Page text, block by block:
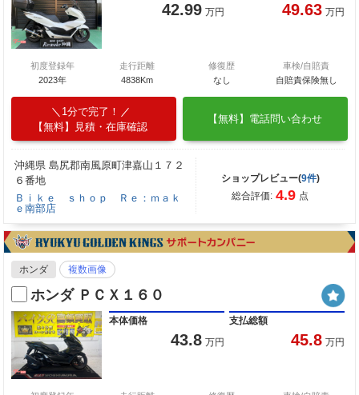
42.99 万円 49.63 万円
初度登録年
2023年
走行距離
4838Km
修復歴
なし
車検/自賠責
自賠責保険無し
1分で完了！
【無料】見積・在庫確認
【無料】電話問い合わせ
沖縄県 島尻郡南風原町津嘉山１７２
６番地
Ｂｉｋｅ ｓｈｏｐ Ｒｅ：ｍａｋ
ｅ南部店
ショップレビュー(9件)
総合評価: 4.9 点
ホンダ 複数画像
ホンダ ＰＣＸ１６０
本体価格
43.8 万円
支払総額
45.8 万円